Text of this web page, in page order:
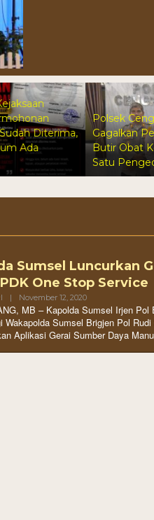
Diterima,
Polsek
Gagalkan
Butir Obat
Satu Pengedar
Sumsel Luncurkan
One Stop Service
| November 12, 2020
MB – Kapolda Sumsel Irjen Pol
Wakapolda Sumsel Brigjen Pol
Aplikasi Gerai Sumber Daya